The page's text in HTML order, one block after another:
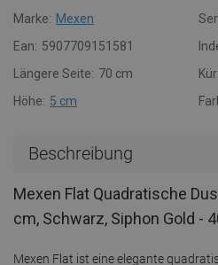
Marke: Mexen
Ean: 5907709151581
Längere Seite: 70 cm
Höhe: 5 cm
Beschreibung
Mexen Flat Quadratische
cm, Schwarz, Siphon Gold -
Mexen Flat ist eine elegante